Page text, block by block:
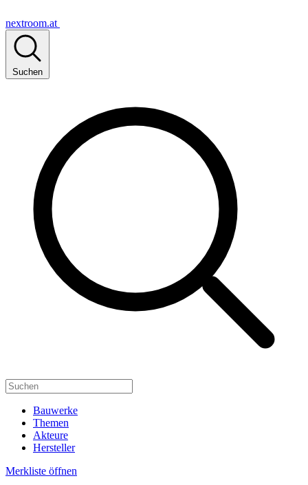
nextroom.at
Suchen
Bauwerke
Themen
Akteure
Hersteller
Merkliste öffnen